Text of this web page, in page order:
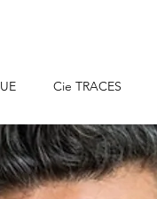
Cie TRACES